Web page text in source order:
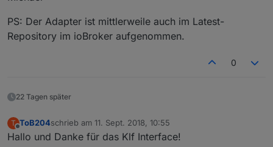
PS: Der Adapter ist mittlerweile auch im Latest-
Repository im ioBroker aufgenommen.
0
22 Tagen später
T
Offline
ToB204schrieb am 11. Sept. 2018, 10:55
zuletzt editiert von
Hallo und Danke für das Klf Interface!